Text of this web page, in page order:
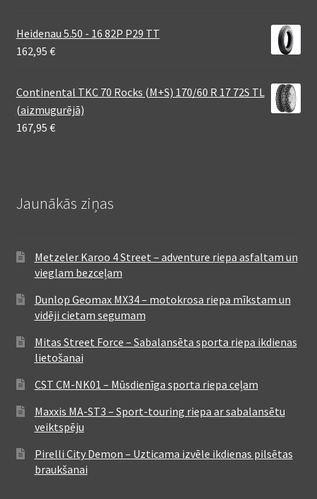
Heidenau 5.50 - 16 82P P29 TT
162,95 €
Continental TKC 70 Rocks (M+S) 170/60 R 17 72S TL
(aizmugurējā)
167,95 €
Jaunākās ziņas
Metzeler Karoo 4 Street – adventure riepa asfaltam un
vieglam bezceļam
Dunlop Geomax MX34 – motokrosa riepa mīkstam un
vidēji cietam segumam
Mitas Street Force – Sabalansēta sporta riepa ikdienas
lietošanai
CST CM-NK01 – Mūsdienīga sporta riepa ceļam
Maxxis MA-ST3 – Sport-touring riepa ar sabalansētu
veiktspēju
Pirelli City Demon – Uzticama izvēle ikdienas pilsētas
braukšanai